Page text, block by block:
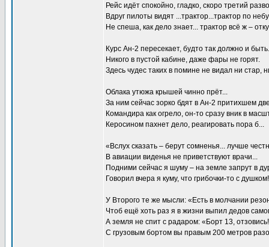
Рейс идёт спокойно, гладко, скоро третий
Вдруг пилоты видят ...трактор...трактор по
Не спеша, как дело знает... трактор всё ж –
Курс Ан-2 пересекает, будто так должно и
Никого в пустой кабине, даже фары не горят.
Здесь чудес таких в помине не видал ни стар,
Облака утюжа крышей чинно прёт...
За ним сейчас зорко бдят в Ан-2 притихшем
Командира как огрело, он-то сразу вник в
Керосином пахнет дело, реагировать пора б...
«Вслух сказать – берут сомненья... лучше
В авиации виденья не приветствуют врачи...
Подними сейчас я шуму – на земле запрут в
Говорил вчера я куму, что грибочки-то с
У Второго те же мысли: «Есть в молчании
Чтоб ещё хоть раз я в жизни выпил дедов
А земля не спит с радаром: «Борт 13, отзовись!
С грузовым бортом вы правым 200 метров